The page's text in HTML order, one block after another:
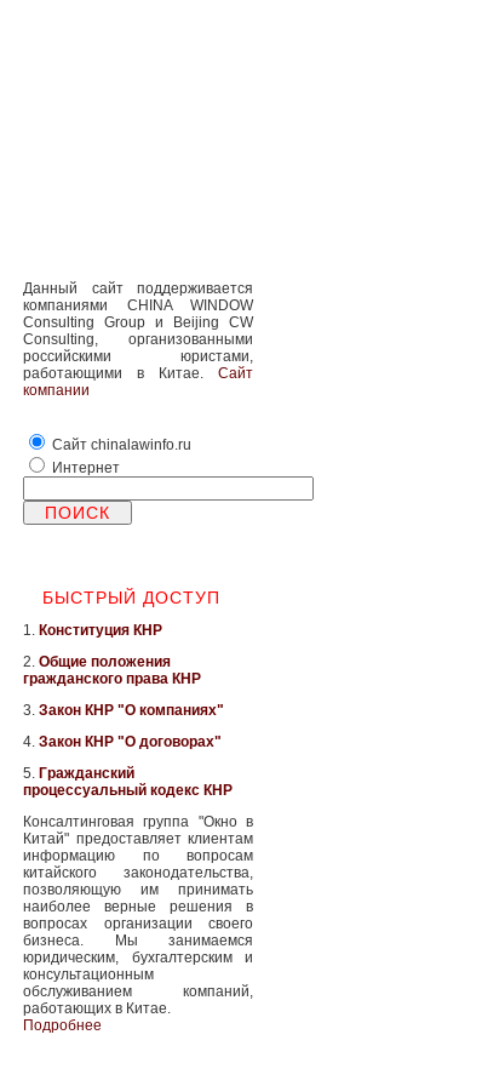
Данный сайт поддерживается
компаниями CHINA WINDOW
Consulting Group и Beijing CW
Consulting, организованными
российскими юристами,
работающими в Китае. Сайт
компании
Сайт chinalawinfo.ru
Интернет
БЫСТРЫЙ ДОСТУП
1. Конституция КНР
2. Общие положения
гражданского права КНР
3. Закон КНР "О компаниях"
4. Закон КНР "О договорах"
5. Гражданский
процессуальный кодекс КНР
Консалтинговая группа "Окно в
Китай" предоставляет клиентам
информацию по вопросам
китайского законодательства,
позволяющую им принимать
наиболее верные решения в
вопросах организации своего
бизнеса. Мы занимаемся
юридическим, бухгалтерским и
консультационным
обслуживанием компаний,
работающих в Китае.
Подробнее